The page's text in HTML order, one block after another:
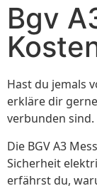
Bgv
Hast du jemals
erkläre dir
verbunden sind.
Die BGV A3
Sicherheit
erfährst du,